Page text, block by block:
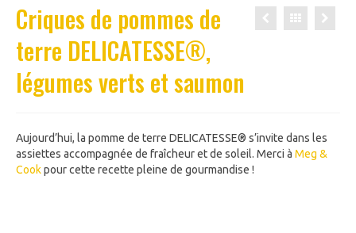
Criques de pommes de
terre DELICATESSE®,
légumes verts et saumon
Aujourd’hui, la pomme de terre DELICATESSE® s’invite dans les
assiettes accompagnée de fraîcheur et de soleil. Merci à Meg &
Cookpour cette recette pleine de gourmandise !